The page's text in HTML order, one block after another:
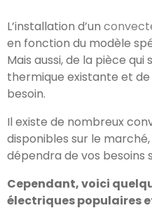
L’installation d’un
en fonction du modèle
Mais aussi, de la pièce
thermique existante et de
besoin.
Il existe de nombreux
disponibles sur le
dépendra de vos besoins
Cependant, voici
électriques populaires